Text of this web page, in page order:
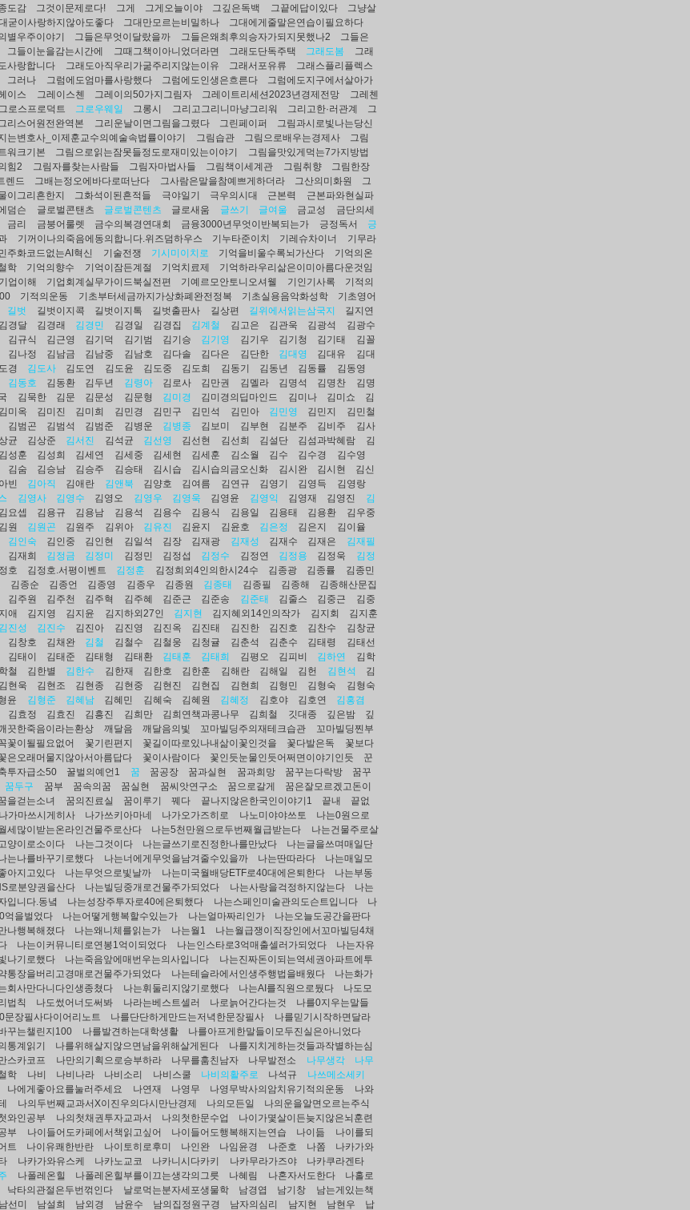
도감
그것이문제로다! 그게 그게오늘이야 그깊은독백 그끝에답이있다
그냥살
굳이사랑하지않아도좋다 그대만모르는비밀하나
그대에게줄말은연습이필요하다
별우주이야기
그들은무엇이달랐을까 그들은왜최후의승자가되지못했나2
그들은
그들이눈을감는시간에 그때그책이아니었더라면 그래도단독주택 그래도봄
그래
사랑합니다 그래도아직우리가굶주리지않는이유 그래서포유류
그래스플리플렉스
그러나 그럼에도엄마를사랑했다 그럼에도인생은흐른다
그럼에도지구에서살아가
이스 그레이스첸 그레이의50가지그림자 그레이트리세션2023년경제전망
그레첸
그로스프로덕트 그로우웨일 그롱시 그리고그리니마냥그리워 그리고한·러관계
그
리스어원전완역본 그리운날이면그림을그렸다 그린페이퍼
그림과시로빛나는당신
는변호사_이제훈교수의예술속법률이야기 그림습관 그림으로배우는경제사
그림
워크기본
그림으로읽는잠못들정도로재미있는이야기
그림을맛있게먹는7가지방법
힘2 그림자를찾는사람들 그림자마법사들 그림책이세계관 그림취향
그림한장
렌드
그배는정오에바다로떠난다 그사람은말을참예쁘게하더라 그산의미화원
그
이그리흔한지
그화석이된흔적들 극야일기 극우의시대 근본력
근본파와현실파
덤슨 글로벌콘탠츠 글로벌콘텐츠 글로새움 글쓰기 글여울 금교성
금단의세
금리 금붕어룰렛 금수의복경연대회 금융3000년무엇이반복되는가 긍정독서
긍
기꺼이나의죽음에동의합니다.위즈덤하우스 기누타준이치 기레슈차이너
기무라
주화코드없는AI혁신 기술전쟁 기시미이치로 기억을비울수록뇌가산다
기억의온
학
기억의향수 기억이잠든계절 기억치료제
기억하라우리삶은이미아름다운것임
기업이해 기업회계실무가이드북실전편 기예르모안토니오셔웰 기인기사록
기적의
기적의운동 기초부터세금까지가상화폐완전정복 기초실용음악화성학
기초영어
길벗 길벗이지콕 길벗이지톡 길벗출판사 길상편 길위에서읽는삼국지
길지연
김경달 김경래 김경민 김경일 김경집 김계철 김고은 김관욱 김광석
김광수
김규식 김근영 김기덕 김기범 김기승 김기영 김기우 김기청 김기태
김꼴
김나정 김남금 김남중 김남호 김다솔 김다은 김단한 김대영 김대유
김대
경 김도사 김도연 김도윤 김도중 김도희 김동기 김동년 김동률
김동영
김동호 김동환 김두년 김령아 김로사 김만권 김멜라 김명석 김명찬
김명
김묵한 김문 김문성 김문형 김미경 김미경의딥마인드 김미나 김미쇼
김
김미옥 김미진 김미희 김민경 김민구 김민석 김민아 김민영 김민지
김민철
김범곤 김범석 김범준 김병운 김병종 김보미 김부현 김분주 김비주
김사
균 김상준 김서진 김석균 김선영 김선현 김선희 김설단 김섬과박혜람
김
김성훈 김성희 김세연 김세중 김세현 김세훈 김소월 김수 김수경
김수영
김숨 김승남 김승주 김승태 김시습 김시습의금오신화 김시완 김시현
김신
빈 김아직 김애란 김앤북 김양호 김여름 김연규 김영기 김영득
김영랑
김영사 김영수 김영오 김영우 김영욱 김영윤 김영익 김영재 김영진
김
김요셉 김용규 김용남 김용석 김용수 김용식 김용일 김용태 김용환
김우중
김원 김원곤 김원주 김위아 김유진 김윤지 김윤호 김은정 김은지
김이율
김인숙 김인중 김인현 김일석 김장 김재광 김재성 김재수 김재은
김재필
김재희 김정금 김정미 김정민 김정섭 김정수 김정연 김정용 김정욱
김정
호 김정호.서평이벤트 김정훈 김정희외4인의한시24수 김종광 김종률
김종민
김종순 김종언 김종영 김종우 김종원 김종태 김종필 김종해
김종해산문집
김주원 김주천 김주혁 김주혜 김준근 김준송 김준태 김줄스 김중근
김중
애 김지영 김지윤 김지하외27인 김지현 김지혜외14인의작가 김지회
김지훈
김진성 김진수 김진아 김진영 김진옥 김진태 김진한 김진호 김찬수
김창균
김창호 김채완 김철 김철수 김철웅 김청귤 김춘석 김춘수 김태령
김태선
김태이 김태준 김태형 김태환 김태훈 김태희 김평오 김피비 김하연
김학
철 김한별 김한수 김한재 김한호 김한훈 김해란 김해일 김헌 김현석
김
김현욱 김현조 김현종 김현중 김현진 김현집 김현희 김형민 김형숙
김형숙
윤 김형준 김혜남 김혜민 김혜숙 김혜원 김혜정 김호야 김호연
김홍겸
김효정 김효진 김흥진 김희만 김희연책과콩나무 김희철 깃대종 깊은밤
깊
끗한죽음이라는환상 깨달음 깨달음의빛 꼬마빌딩주의재테크습관
꼬마빌딩찐부
꽃이될필요없어 꽃기린편지 꽃길이따로있나내삶이꽃인것을 꽃다발은독
꽃보다
은오래머물지않아서아름답다 꽃이사람이다 꽃인듯눈물인듯어쩌면이야기인듯
꾼
투자급소50
꿀벌의예언1 꿈 꿈공장 꿈과실현 꿈과희망 꿈꾸는다락방
꿈꾸
꿈두구 꿈부 꿈속의꿈 꿈실현 꿈씨앗연구소 꿈으로갈게
꿈은잘모르겠고돈이
을걷는소녀 꿈의진료실 꿈이루기 꿰다 끝나지않은한국인이야기1 끝내
끝없
나가마쓰시게히사 나가쓰키아마네 나가오가즈히로 나노미야야쓰토
나는0원으로
세많이받는온라인건물주로산다
나는5천만원으로두번째월급받는다
나는건물주로살
양이로소이다 나는그것이다 나는글쓰기로진정한나를만났다
나는글을쓰며매일단
는나를바꾸기로했다 나는너에게무엇을남겨줄수있을까 나는딴따라다
나는매일모
아지고있다
나는무엇으로빛날까 나는미국월배당ETF로40대에은퇴한다
나는부동
로분양권을산다
나는빌딩중개로건물주가되었다 나는사랑을걱정하지않는다
나는
입니다.동녘
나는성장주투자로40에은퇴했다 나는스페인미술관의도슨트입니다
나
억을벌었다
나는어떻게행복할수있는가 나는얼마짜리인가
나는오늘도공간을판다
나행복해졌다
나는왜니체를읽는가 나는월1
나는월급쟁이직장인에서꼬마빌딩4채
나는이커뮤니티로연봉1억이되었다 나는인스타로3억매출셀러가되었다
나는자유
나기로했다
나는죽음앞에매번우는의사입니다
나는진짜돈이되는역세권아파트에투
통장을버리고경매로건물주가되었다 나는테슬라에서인생주행법을배웠다
나는화가
회사만다니다인생종쳤다 나는휘둘리지않기로했다 나는AI를직원으로뒀다
나도모
법칙
나도썼어너도써봐 나라는베스트셀러 나로늙어간다는것
나를0지우는말들
문장필사다이어리노트
나를단단하게만드는저녁한문장필사
나를믿기시작하면달라
꾸는챌린지100 나를발견하는대학생활
나를아프게한말들이모두진실은아니었다
통계읽기
나를위해살지않으면남을위해살게된다
나를지치게하는것들과작별하는심
스카코프 나만의기획으로승부하라 나무를훔친남자 나무발전소 나무생각
나무
학 나비 나비나라 나비소리 나비스쿨 나비의활주로 나석규
나쓰메소세키
나에게좋아요를눌러주세요 나연재 나영무 나영무박사의암치유기적의운동
나와
나의두번째교과서X이진우의다시만난경제 나의모든일
나의운을알면오르는주식
와인공부 나의첫채권투자교과서 나의첫한문수업
나이가몇살이든늦지않은뇌훈련
부 나이들어도카페에서책읽고싶어 나이들어도행복해지는연습 나이듦
나이를되
트
나이유쾌한반란 나이토히로후미 나인완 나임윤경 나준호 나쫌
나카가와
나카가와유스케 나카노교코 나카니시다카키 나카무라가즈야
나카쿠라겐타
나폴레온힐 나폴레온힐부를이끄는생각의그릇 나혜림 나혼자서도한다
나홀로
낙타의관절은두번꺾인다 날로먹는분자세포생물학 남경엽 남기창
남는게있는책
남선미 남설희 남외경 남윤수 남의집정원구경 남자의심리 남지현 남현우 납